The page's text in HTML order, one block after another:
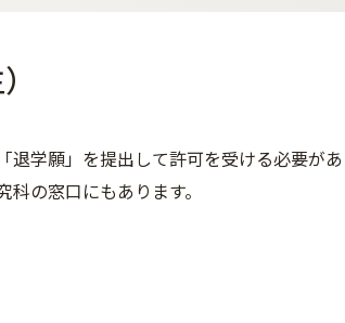
学願」を提出して許可を受ける必要があ
の窓口にもあります。